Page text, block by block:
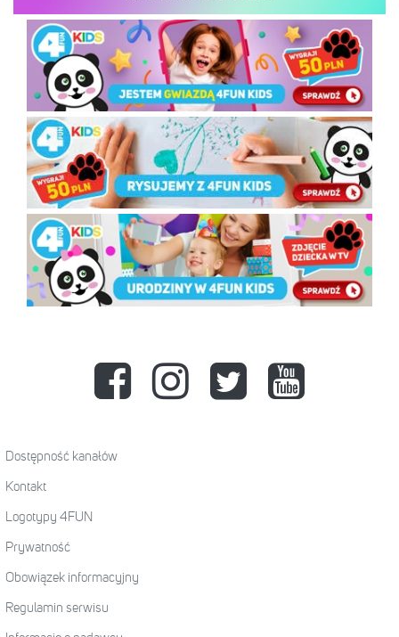
Dostępność kanałów
Kontakt
Logotypy 4FUN
Prywatność
Obowiązek informacyjny
Regulamin serwisu